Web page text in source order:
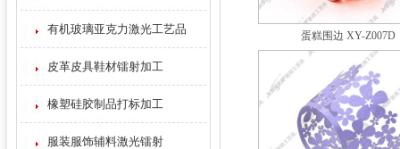
有机玻璃亚克力激光工艺品
皮革皮具鞋材镭射加工
橡塑硅胶制品打标加工
服装服饰辅料激光镭射
蛋糕围边 XY-Z007D